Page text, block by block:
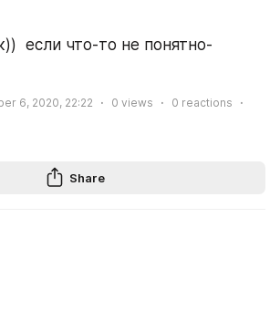
если что-то не понятно-
6, 2020, 22:22 0 views 0 reactions
Share